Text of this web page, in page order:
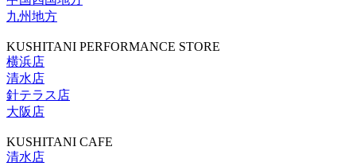
九州地方
KUSHITANI PERFORMANCE STORE
横浜店
清水店
針テラス店
大阪店
KUSHITANI CAFE
清水店